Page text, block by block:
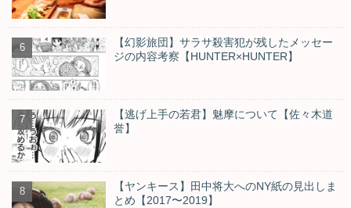
【幻影旅団】サラサ殺害犯が残したメッセー
ジの内容考察【HUNTER×HUNTER】
【逃げ上手の若君】魅摩について【佐々木道
誉】
【ヤンキース】田中将大へのNY紙の見出しま
とめ【2017〜2019】